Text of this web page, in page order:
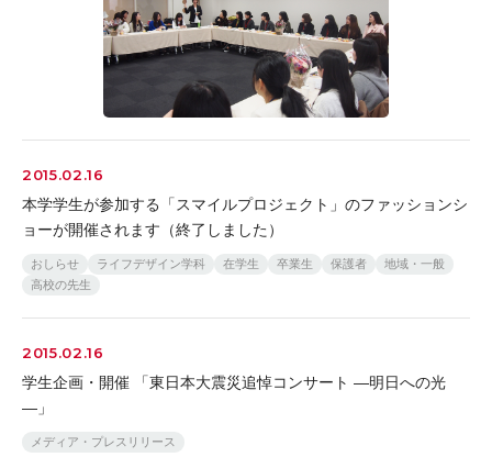
2015.02.16
本学学生が参加する「スマイルプロジェクト」のファッションシ
ョーが開催されます（終了しました）
おしらせ ライフデザイン学科 在学生 卒業生 保護者
地域・一般
高校の先生
2015.02.16
学生企画・開催 「東日本大震災追悼コンサート —明日への光
—」
メディア・プレスリリース